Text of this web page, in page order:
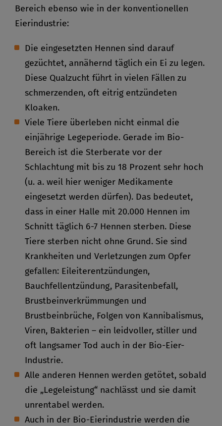
Bereich ebenso wie in der konventionellen
Eierindustrie:
Die eingesetzten Hennen sind darauf
gezüchtet, annähernd täglich ein Ei zu legen.
Diese Qualzucht führt in vielen Fällen zu
schmerzenden, oft eitrig entzündeten
Kloaken.
Viele Tiere überleben nicht einmal die
einjährige Legeperiode. Gerade im Bio-
Bereich ist die Sterberate vor der
Schlachtung mit bis zu 18 Prozent sehr hoch
(u. a. weil hier weniger Medikamente
eingesetzt werden dürfen). Das bedeutet,
dass in einer Halle mit 20.000 Hennen im
Schnitt täglich 6-7 Hennen sterben. Diese
Tiere sterben nicht ohne Grund. Sie sind
Krankheiten und Verletzungen zum Opfer
gefallen: Eileiterentzündungen,
Bauchfellentzündung, Parasitenbefall,
Brustbeinverkrümmungen und
Brustbeinbrüche, Folgen von Kannibalismus,
Viren, Bakterien – ein leidvoller, stiller und
oft langsamer Tod auch in der Bio-Eier-
Industrie.
Alle anderen Hennen werden getötet, sobald
die „Legeleistung“ nachlässt und sie damit
unrentabel werden.
Auch in der Bio-Eierindustrie werden die